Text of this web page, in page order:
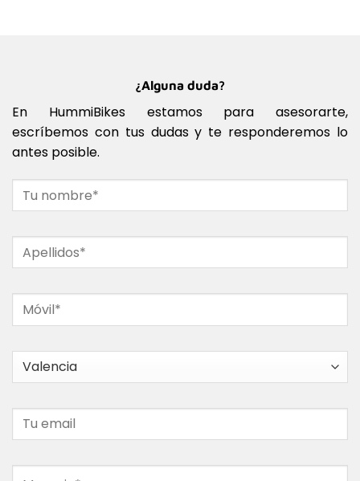
¿Alguna duda?
En HummiBikes estamos para asesorarte,
escríbemos con tus dudas y te responderemos lo
antes posible.